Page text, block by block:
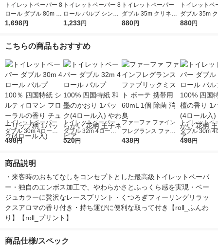
トイレットペーパー 8
ロール ダブル 80m 3.
2倍巻き エリエール
製紙
1,698円
トイレットペーパー 8
ロール パルプ シング
ル 82.5m 香りつき エ
パック 大王製紙
1,233円
トイレットペーパー
ダブル 35m クリネッ
クス システィ ハピネ
880円
トイレットペ
ダブル 35m
クス システィ
880円
こちらの商品もおすすめ
トイレットペーパー
ダブル 30m 4ロール
パルプ100％ 四国特紙
リップ柄 1パック(4ロ
ール入)
498円
トイレットペーパー
ダブル 32m 4ロール
パルプ100% 四国特紙
520円
ファーファ ファイン
フレグランス ファブ
リックミスト ボーテ
438円
トイレットペ
ダブル 30m 4
パルプ100%
498円
商品説明
・来客時のおもてなしをコンセプトとした最高級トイレットペーパ
ー・独自のエンボス加工で、やわらかさとふっくら感を実現・ベー
ジュカラーに贅沢なレースプリント・くつろぎフィーリングリラッ
クスアロマの香り付き・持ち運びに便利な取って付き【roll_ふんわ
り】【roll_プリント】
商品仕様/スペック